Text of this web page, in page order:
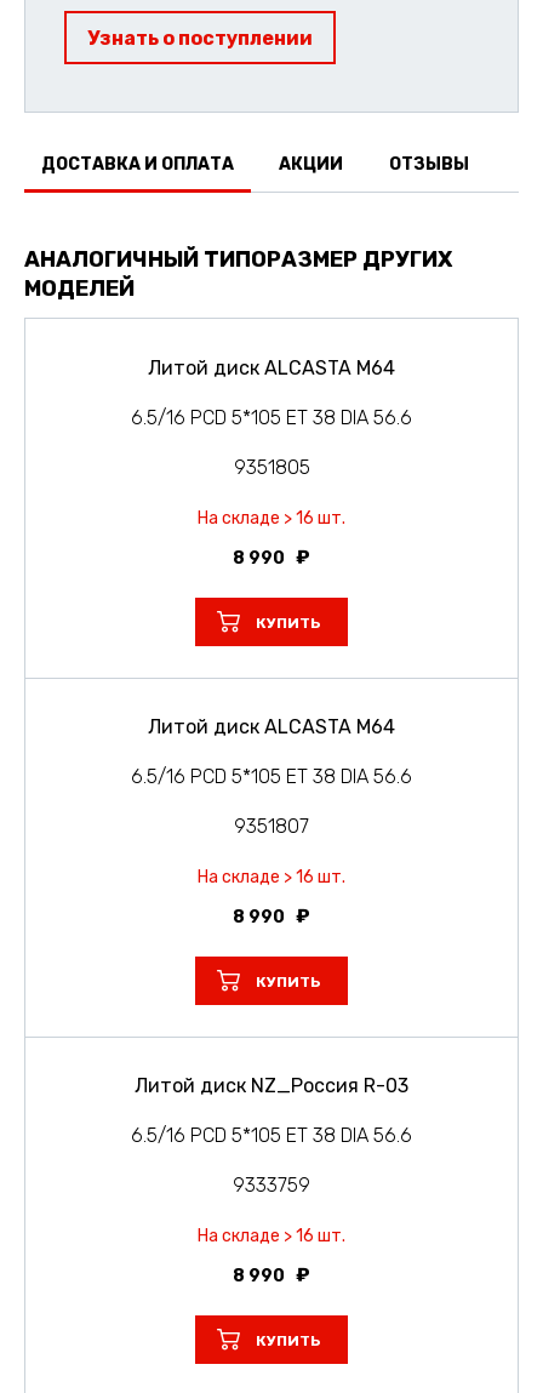
Узнать о поступлении
ДОСТАВКА И ОПЛАТА АКЦИИ ОТЗЫВЫ
АНАЛОГИЧНЫЙ ТИПОРАЗМЕР ДРУГИХ
МОДЕЛЕЙ
Литой диск ALCASTA M64
6.5/16 PCD 5*105 ET 38 DIA 56.6
9351805
На складе > 16 шт.
8 990
КУПИТЬ
Литой диск ALCASTA M64
6.5/16 PCD 5*105 ET 38 DIA 56.6
9351807
На складе > 16 шт.
8 990
КУПИТЬ
Литой диск NZ_Россия R-03
6.5/16 PCD 5*105 ET 38 DIA 56.6
9333759
На складе > 16 шт.
8 990
КУПИТЬ